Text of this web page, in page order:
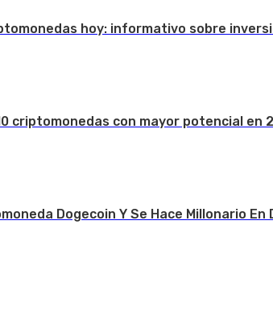
hoy: informativo sobre
criptomonedas con mayor potencial en
Dogecoin Y Se Hace Millonario